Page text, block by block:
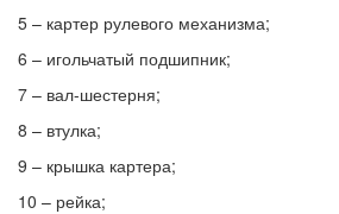
5 – картер рулевого механизма;
6 – игольчатый подшипник;
7 – вал-шестерня;
8 – втулка;
9 – крышка картера;
10 – рейка;